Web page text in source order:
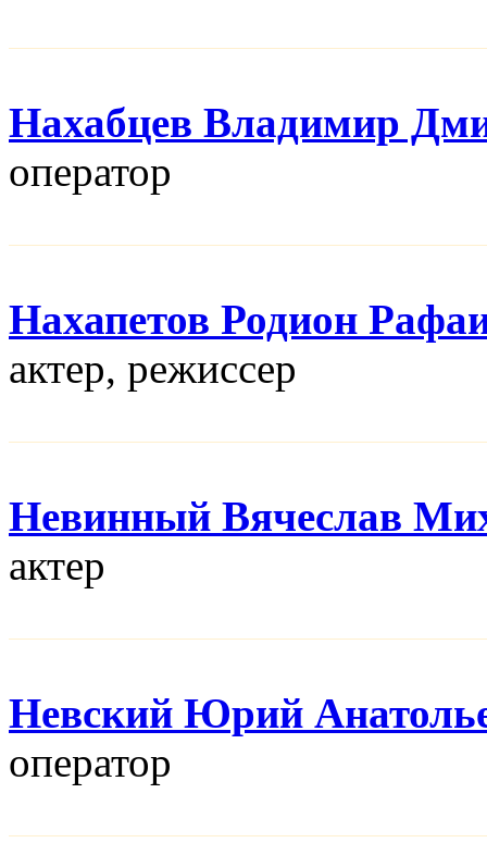
Нахабцев Владимир
оператор
Нахапетов Родион
актер, режисcер
Невинный Вячеслав
актер
Невский Юрий
оператор